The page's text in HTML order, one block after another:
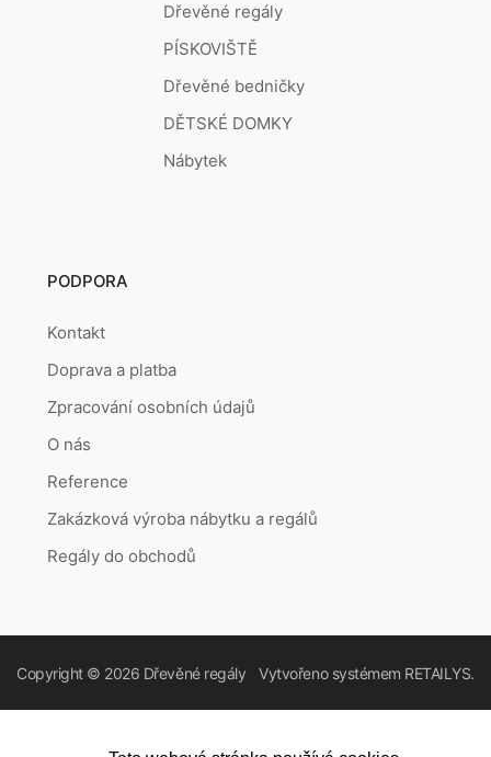
Dřevěné regály
PÍSKOVIŠTĚ
Dřevěné bedničky
DĚTSKÉ DOMKY
Nábytek
PODPORA
Kontakt
Doprava a platba
Zpracování osobních údajů
O nás
Reference
Zakázková výroba nábytku a regálů
Regály do obchodů
Copyright © 2026 Dřevěné regály Vytvořeno systémem RETAILYS.